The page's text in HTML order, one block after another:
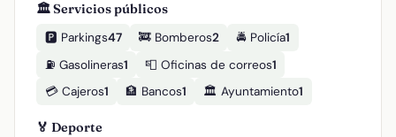
🏛️ Servicios públicos
🅿️ Parkings47 🚒 Bomberos2 🚔 Policía1
⛽ Gasolineras1 📮 Oficinas de correos1
💳 Cajeros1 🏦 Bancos1 🏛️ Ayuntamiento1
🏅 Deporte